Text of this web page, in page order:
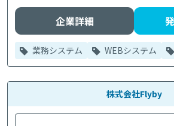
企業詳細
業務システム WEBシステム
株式会社Flyby